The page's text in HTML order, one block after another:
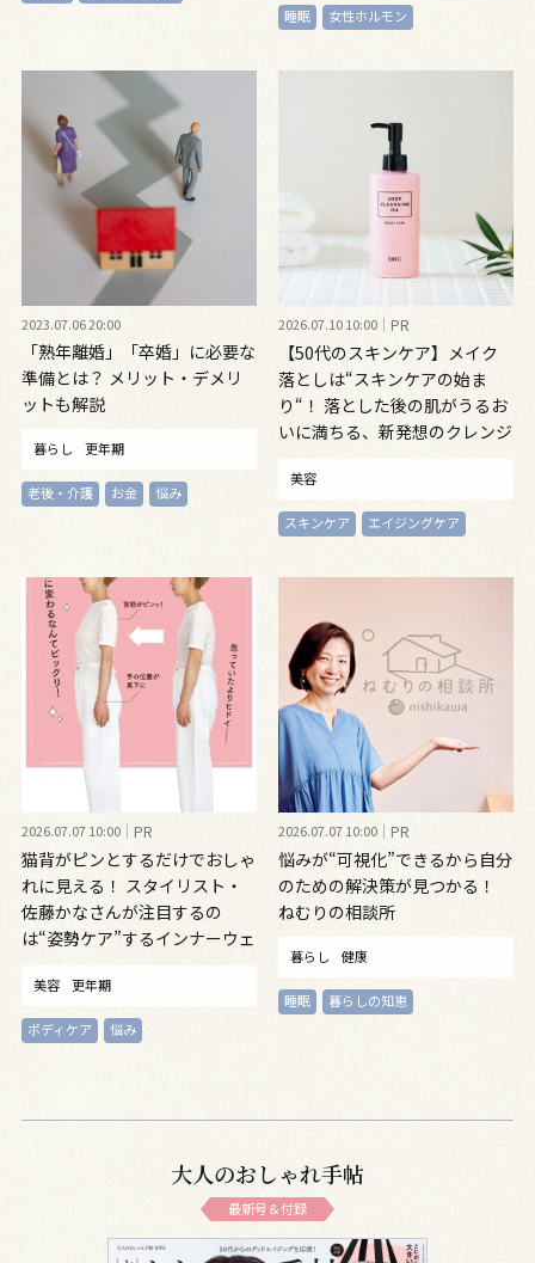
睡眠 女性ホルモン
2023.07.06 20:00
「熟年離婚」「卒婚」に必要な
準備とは？ メリット・デメリ
ットも解説
暮らし 更年期
老後・介護 お金 悩み
2026.07.10 10:00 PR
【50代のスキンケア】メイク
落としは“スキンケアの始ま
り“！ 落とした後の肌がうるお
いに満ちる、新発想のクレンジ
美容
スキンケア エイジングケア
2026.07.07 10:00 PR
猫背がピンとするだけでおしゃ
れに見える！ スタイリスト・
佐藤かなさんが注目するの
は“姿勢ケア”するインナーウェ
美容 更年期
ボディケア 悩み
2026.07.07 10:00 PR
悩みが“可視化”できるから自分
のための解決策が見つかる！
ねむりの相談所
暮らし 健康
睡眠 暮らしの知恵
大人のおしゃれ手帖
最新号＆付録